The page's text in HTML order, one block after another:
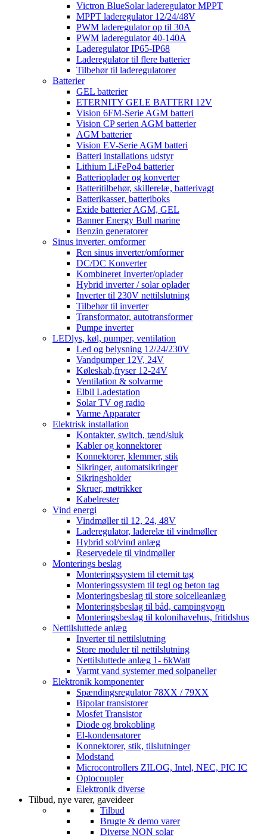
Victron BlueSolar laderegulator MPPT
MPPT laderegulator 12/24/48V
PWM laderegulator op til 30A
PWM laderegulator 40-140A
Laderegulator IP65-IP68
Laderegulator til flere batterier
Tilbehør til laderegulatorer
Batterier
GEL batterier
ETERNITY GELE BATTERI 12V
Vision 6FM-Serie AGM batteri
Vision CP serien AGM batterier
AGM batterier
Vision EV-Serie AGM batteri
Batteri installations udstyr
Lithium LiFePo4 batterier
Batterioplader og konverter
Batteritilbehør, skillerelæ, batterivagt
Batterikasser, batteriboks
Exide batterier AGM, GEL
Banner Energy Bull marine
Benzin generatorer
Sinus inverter, omformer
Ren sinus inverter/omformer
DC/DC Konverter
Kombineret Inverter/oplader
Hybrid inverter / solar oplader
Inverter til 230V nettilslutning
Tilbehør til inverter
Transformator, autotransformer
Pumpe inverter
LEDlys, køl, pumper, ventilation
Led og belysning 12/24/230V
Vandpumper 12V, 24V
Køleskab,fryser 12-24V
Ventilation & solvarme
Elbil Ladestation
Solar TV og radio
Varme Apparater
Elektrisk installation
Kontakter, switch, tænd/sluk
Kabler og konnektorer
Konnektorer, klemmer, stik
Sikringer, automatsikringer
Sikringsholder
Skruer, møtrikker
Kabelrester
Vind energi
Vindmøller til 12, 24, 48V
Laderegulator, laderelæ til vindmøller
Hybrid sol/vind anlæg
Reservedele til vindmøller
Monterings beslag
Monteringssystem til eternit tag
Monteringssystem til tegl og beton tag
Monteringsbeslag til store solcelleanlæg
Monteringsbeslag til båd, campingvogn
Monteringsbeslag til kolonihavehus, fritidshus
Nettilsluttede anlæg
Inverter til nettilslutning
Store moduler til nettilslutning
Nettilsluttede anlæg 1- 6kWatt
Varmt vand systemer med solpaneller
Elektronik komponenter
Spændingsregulator 78XX / 79XX
Bipolar transistorer
Mosfet Transistor
Diode og brokobling
El-kondensatorer
Konnektorer, stik, tilslutninger
Modstand
Microcontrollers ZILOG, Intel, NEC, PIC IC
Optocoupler
Elektronik diverse
Tilbud, nye varer, gaveideer
Tilbud
Brugte & demo varer
Diverse NON solar